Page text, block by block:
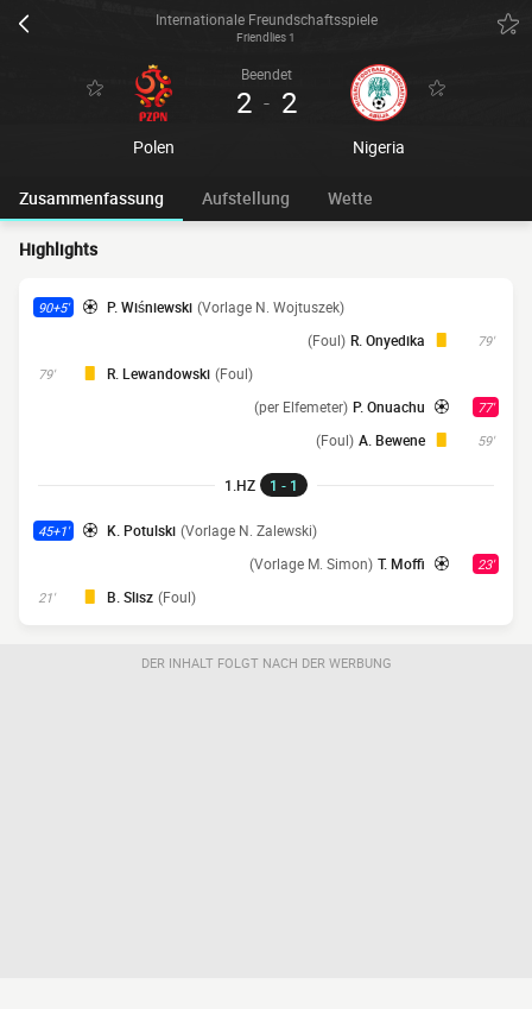
Internationale Freundschaftsspiele
Friendlies 1
Polen
Beendet
2 - 2
Nigeria
Zusammenfassung Aufstellung Wette
Highlights
90+5' P. Wiśniewski (Vorlage N. Wojtuszek)
79'
R. Onyedika
(Foul)
79' R. Lewandowski (Foul)
77'
P. Onuachu
(per Elfemeter)
59'
A. Bewene
(Foul)
1.HZ 1 - 1
45+1' K. Potulski (Vorlage N. Zalewski)
23'
T. Moffi
(Vorlage M. Simon)
21' B. Slisz (Foul)
DER INHALT FOLGT NACH DER WERBUNG